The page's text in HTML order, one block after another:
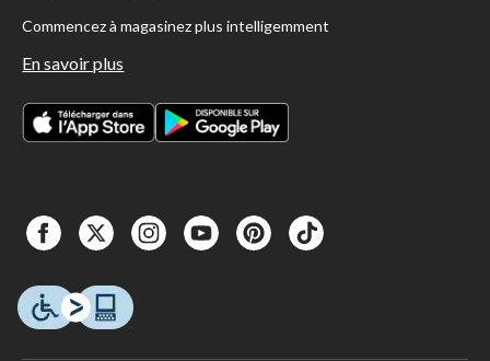
Commencez à magasinez plus intelligemment
En savoir plus